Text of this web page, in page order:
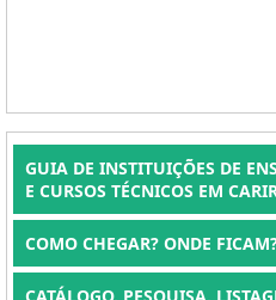
GUIA DE INSTITUIÇÕES DE
E CURSOS TÉCNICOS EM
COMO CHEGAR? ONDE